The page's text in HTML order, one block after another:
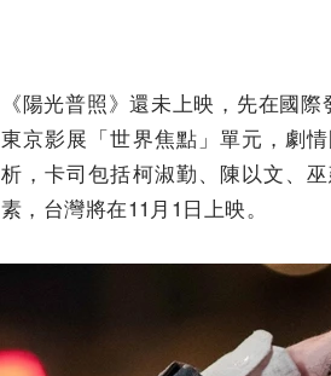
《陽光普照》還未上映，先在國
東京影展「世界焦點」單元，劇
析，卡司包括柯淑勤、陳以文、
素，台灣將在11月1日上映。